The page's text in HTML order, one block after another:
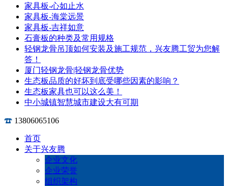
家具板-心如止水
家具板-海棠远景
家具板-吉祥如意
石膏板的种类及常用规格
轻钢龙骨吊顶如何安装及施工规范，兴友腾工贸为您解
答！
厦门轻钢龙骨|轻钢龙骨优势
生态板品质的好坏到底受哪些因素的影响？
生态板家具也可以这么美！
中小城镇智慧城市建设大有可期
13806065106
首页
关于兴友腾
企业文化
企业荣誉
组织架构